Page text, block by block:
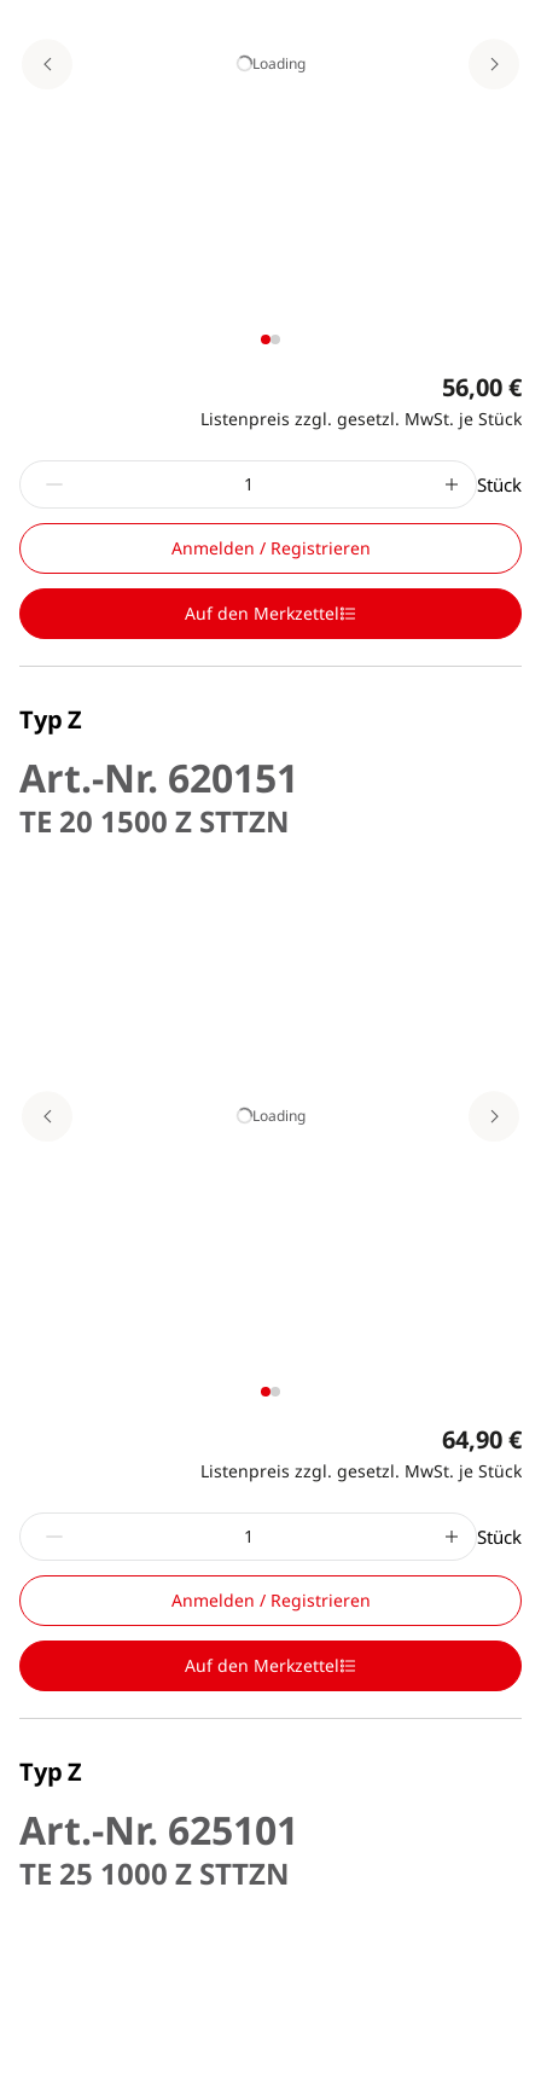
Loading
56,00 €
Listenpreis zzgl. gesetzl. MwSt. je Stück
Stück
Anmelden / Registrieren
Auf den Merkzettel
Typ Z
Art.-Nr. 620151
TE 20 1500 Z STTZN
Loading
64,90 €
Listenpreis zzgl. gesetzl. MwSt. je Stück
Stück
Anmelden / Registrieren
Auf den Merkzettel
Typ Z
Art.-Nr. 625101
TE 25 1000 Z STTZN